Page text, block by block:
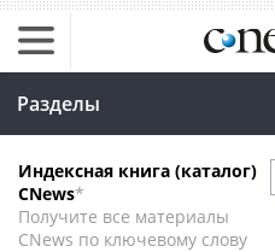
Разделы
Индексная книга (каталог)
CNews*
Получите все материалы
CNews по ключевому слову